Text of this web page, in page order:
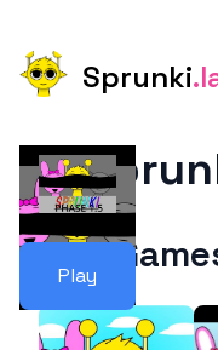
Sprunki
Play
More